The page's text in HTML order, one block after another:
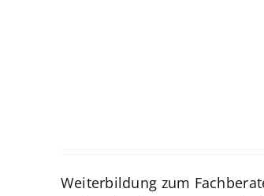
Weiterbildung zum